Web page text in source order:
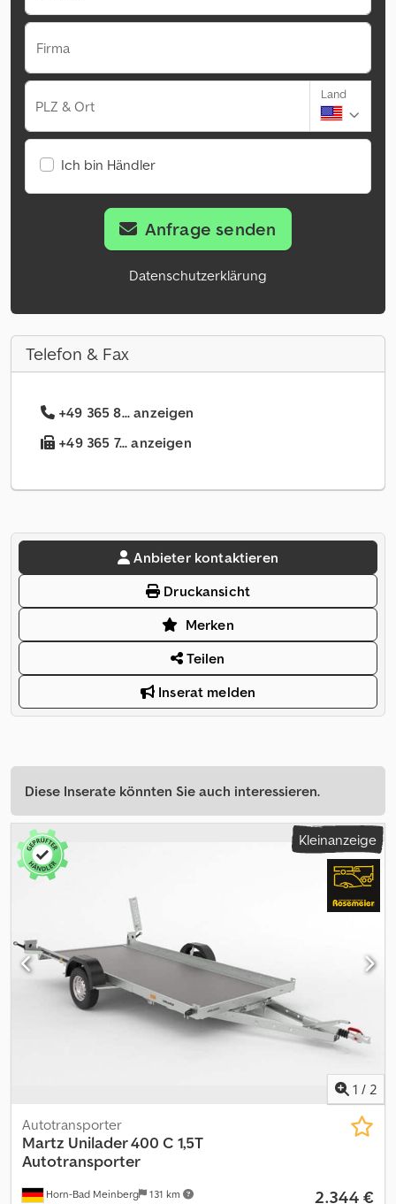
Firma
PLZ & Ort
Land
Ich bin Händler
Anfrage senden
Datenschutzerklärung
Telefon & Fax
+49 365 8... anzeigen
+49 365 7... anzeigen
Anbieter kontaktieren
Druckansicht
Merken
Teilen
Inserat melden
Diese Inserate könnten Sie auch interessieren.
Kleinanzeige
1 / 2
Horn-Bad Meinberg 131 km
Autotransporter
Martz Unilader 400 C 1,5T
Autotransporter
2.344 €